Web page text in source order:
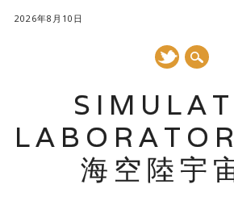
2026年8月10日
海空陸宇